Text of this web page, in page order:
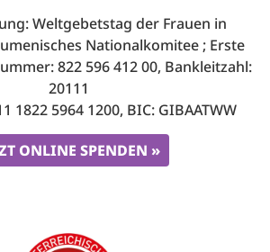
Weltgebetstag der Frauen in
Nationalkomitee ; Erste
822 596 412 00, Bankleitzahl:
20111
1822 5964 1200, BIC: GIBAATWW
ONLINE SPENDEN »